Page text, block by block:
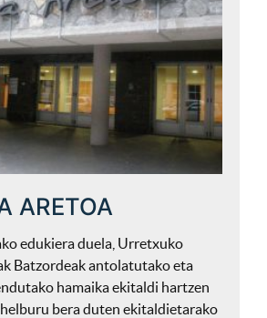
ARETOA
edukiera duela, Urretxuko
Batzordeak antolatutako eta
hamaika ekitaldi hartzen
helburu bera duten ekitaldietarako